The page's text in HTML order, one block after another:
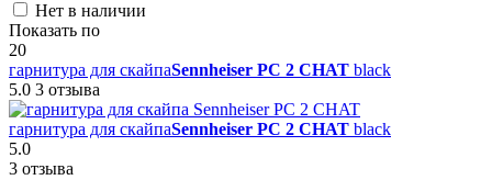
Нет в наличии
Показать по
20
гарнитура для скайпаSennheiser PC 2 CHAT black
5.0 3 отзыва
гарнитура для скайпаSennheiser PC 2 CHAT black
5.0
3 отзыва